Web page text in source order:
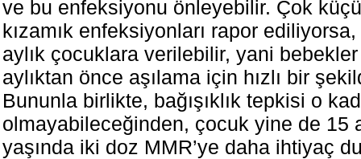
ve bu enfeksiyonu önleyebilir. Çok
kızamık enfeksiyonları rapor
aylık çocuklara verilebilir, yani
aylıktan önce aşılama için hızlı bir
Bununla birlikte, bağışıklık tepkisi o
olmayabileceğinden, çocuk yine de 15
yaşında iki doz MMR’ye daha ihtiyaç